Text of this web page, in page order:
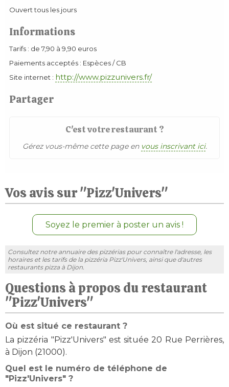
Ouvert tous les jours
Informations
Tarifs : de 7,90 à 9,90 euros
Paiements acceptés : Espèces / CB
Site internet : http://www.pizzunivers.fr/
Partager
C'est votre restaurant ?
Gérez vous-même cette page en vous inscrivant ici.
Vos avis sur "Pizz'Univers"
Soyez le premier à poster un avis !
Consultez notre annuaire des pizzérias pour connaître l'adresse, les
horaires et les tarifs de la pizzéria Pizz'Univers, ainsi que d'autres
restaurants pizza à Dijon.
Questions à propos du restaurant
"Pizz'Univers"
Où est situé ce restaurant ?
La pizzéria "Pizz'Univers" est située 20 Rue Perrières,
à Dijon (21000).
Quel est le numéro de téléphone de
"Pizz'Univers" ?